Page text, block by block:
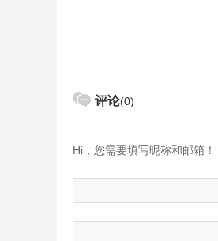
评论(0)
Hi，您需要填写昵称和邮箱！